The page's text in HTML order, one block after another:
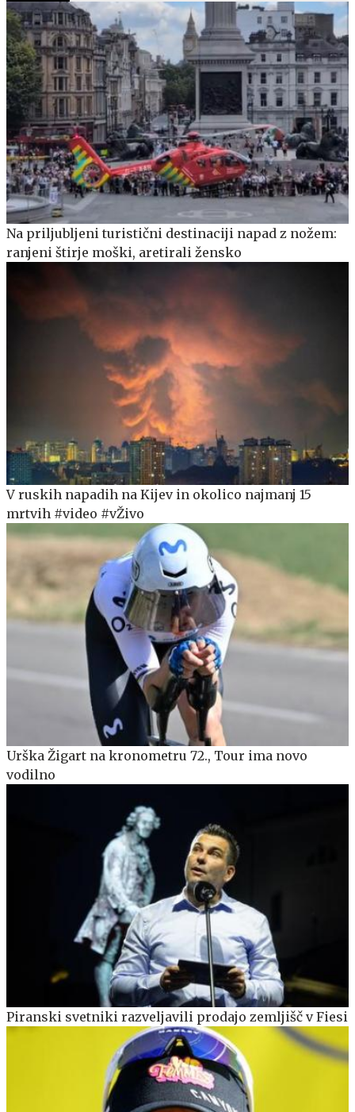
Na priljubljeni turistični destinaciji napad z nožem:
ranjeni štirje moški, aretirali žensko
V ruskih napadih na Kijev in okolico najmanj 15
mrtvih #video #vŽivo
Urška Žigart na kronometru 72., Tour ima novo
vodilno
Piranski svetniki razveljavili prodajo zemljišč v Fiesi